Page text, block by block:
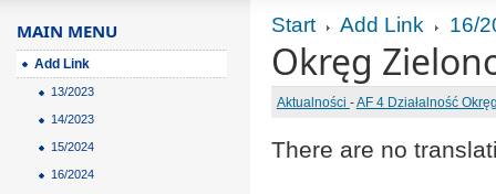
Start Add Link 16/
Okręg
Aktualności -AF 4 Działalność
There are no
MAIN MENU
Add Link
13/2023
14/2023
15/2024
16/2024